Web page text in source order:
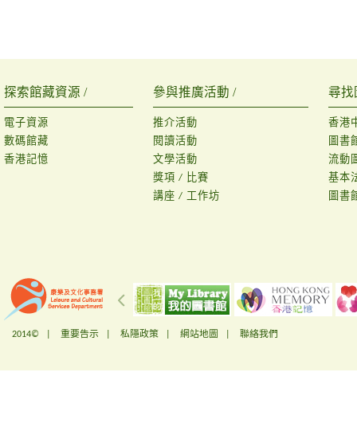
探索館藏資源 /
電子資源
數碼館藏
香港記憶
參與推廣活動 /
推介活動
閱讀活動
文學活動
獎項 / 比賽
講座 / 工作坊
尋找
香港
圖書
流動
基本
圖書
2014© | 重要告示 私隱政策 網站地圖 聯絡我們